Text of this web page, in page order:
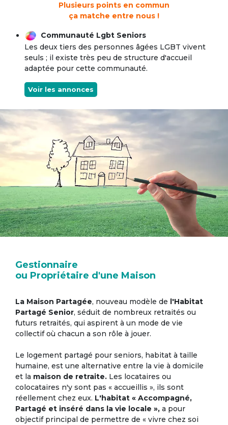
Plusieurs points en commun
ça matche entre nous !
Communauté Lgbt Seniors
Les deux tiers des personnes âgées LGBT vivent
seuls ; il existe très peu de structure d'accueil
adaptée pour cette communauté.
Voir les annonces
Gestionnaire
ou Propriétaire d'une Maison
La Maison Partagée, nouveau modèle de l'Habitat
Partagé Senior, séduit de nombreux retraités ou
futurs retraités, qui aspirent à un mode de vie
collectif où chacun a son rôle à jouer.
Le logement partagé pour seniors, habitat à taille
humaine, est une alternative entre la vie à domicile
et la maison de retraite. Les locataires ou
colocataires n'y sont pas « accueillis », ils sont
réellement chez eux. L'habitat « Accompagné,
Partagé et inséré dans la vie locale », a pour
objectif principal de permettre de « vivre chez soi